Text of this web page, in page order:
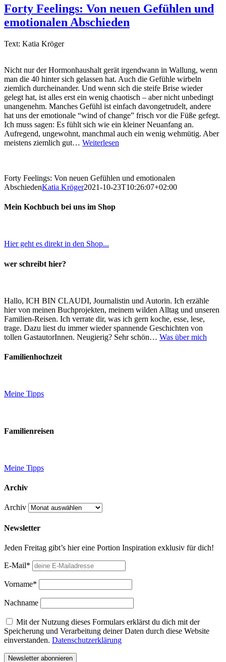
Forty Feelings: Von neuen Gefühlen und
emotionalen Abschieden
Text: Katia Kröger
Nicht nur der Hormonhaushalt gerät irgendwann in Wallung, wenn
man die 40 hinter sich gelassen hat. Auch die Gefühle wirbeln
ziemlich durcheinander. Und wenn sich die steife Brise wieder
gelegt hat, ist alles erst ein wenig chaotisch – aber nicht unbedingt
unangenehm. Manches Gefühl ist einfach davongetrudelt, andere
hat uns der emotionale “wind of change” frisch vor die Füße gefegt.
Ich muss sagen: Es fühlt sich wie ein kleiner Neuanfang an.
Aufregend, ungewohnt, manchmal auch ein wenig wehmütig. Aber
meistens ziemlich gut… Weiterlesen
Forty Feelings: Von neuen Gefühlen und emotionalen
AbschiedenKatia Kröger2021-10-23T10:26:07+02:00
Mein Kochbuch bei uns im Shop
Hier geht es direkt in den Shop...
wer schreibt hier?
Hallo, ICH BIN CLAUDI, Journalistin und Autorin. Ich erzähle
hier von meinen Buchprojekten, meinem wilden Alltag und unseren
Familien-Reisen. Ich verrate dir, was ich gern koche, esse, lese,
trage. Dazu liest du immer wieder spannende Geschichten von
tollen GastautorInnen. Neugierig? Sehr schön… Was über mich
Familienhochzeit
Meine Tipps
Familienreisen
Meine Tipps
Archiv
Archiv
Newsletter
Jeden Freitag gibt’s hier eine Portion Inspiration exklusiv für dich!
E-Mail*
Vorname*
Nachname
Mit der Nutzung dieses Formulars erklärst du dich mit der
Speicherung und Verarbeitung deiner Daten durch diese Website
einverstanden. Datenschutzerklärung